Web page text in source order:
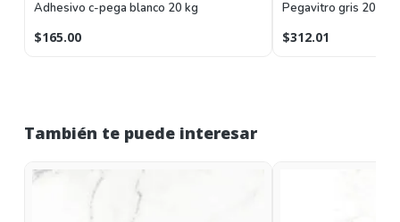
Adhesivo c-pega blanco 20 kg
$165.00
Pegavitro gris 20 kg
$312.01
También te puede interesar